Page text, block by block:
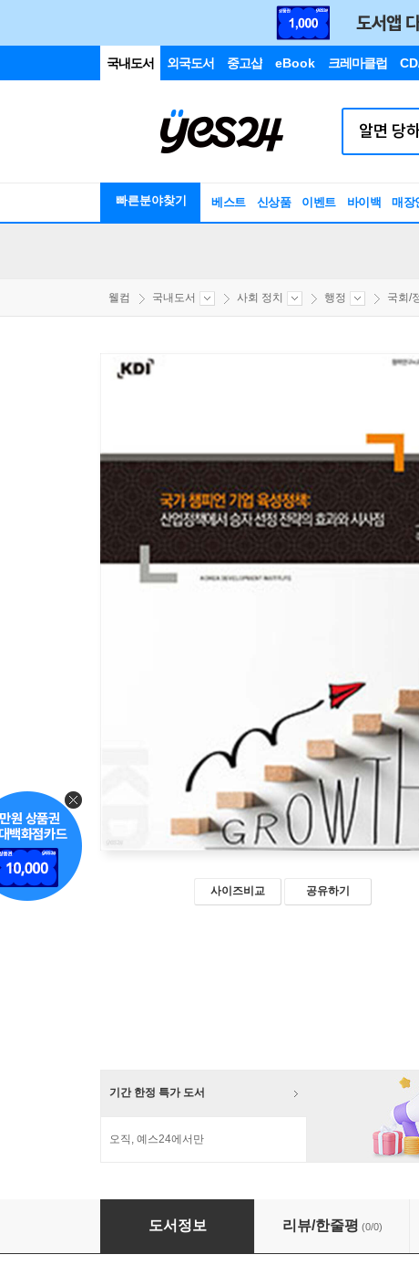
국내도서 외국도서 중고샵 eBook 크레마클럽
빠른분야찾기 베스트 신상품 이벤트 바이백 매장
웰컴 국내도서 사회 정치 행정 국회/
사이즈비교 공유하기
기간 한정 특가 도서
오직, 예스24에서만
국가 챔피언 기업 육성정책 : 산업정책에서 승자
도서정보 리뷰/한줄평 (0/0)